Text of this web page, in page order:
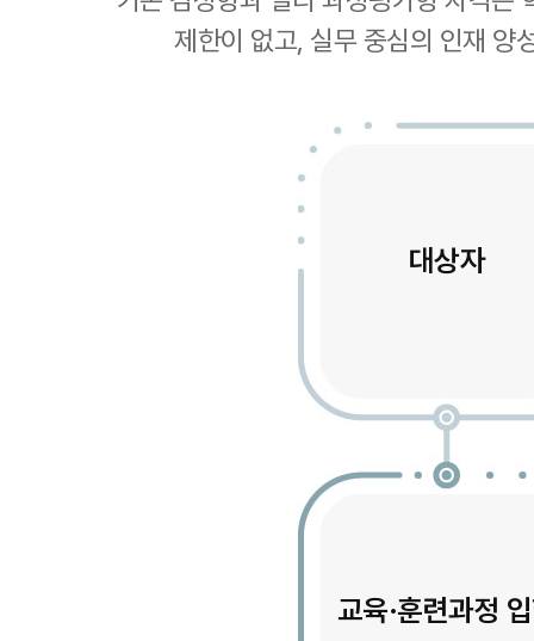
제한이 없고, 실무 중심의 인재 양
대상자
교육·훈련과정